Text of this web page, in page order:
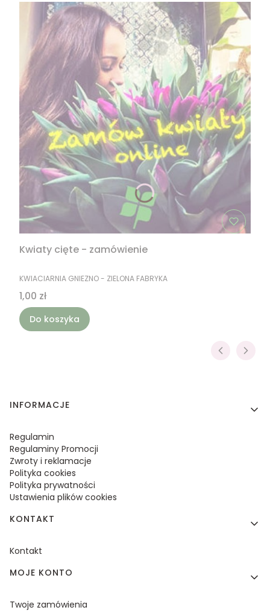
Kwiaty cięte - zamówienie
PRODUCENT
KWIACIARNIA GNIEZNO - ZIELONA FABRYKA
Cena
1,00 zł
Do koszyka
Linki w stopce
INFORMACJE
Regulamin
Regulaminy Promocji
Zwroty i reklamacje
Polityka cookies
Polityka prywatności
Ustawienia plików cookies
KONTAKT
Kontakt
MOJE KONTO
Twoje zamówienia